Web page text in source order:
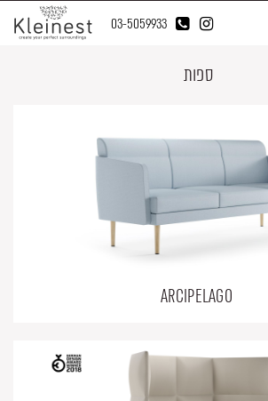
03-5059933
ספות
ARCIPELAGO